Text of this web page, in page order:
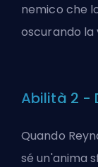
nemico che
oscurando la
Abilità 2 -
Quando
sé un'anima